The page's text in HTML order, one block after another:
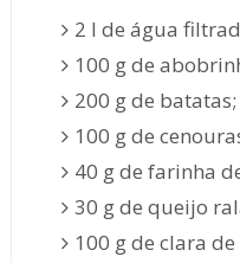
2 l de água
100 g de
200 g de batatas;
100 g de
40 g de farinha
30 g de queijo
100 g de clara